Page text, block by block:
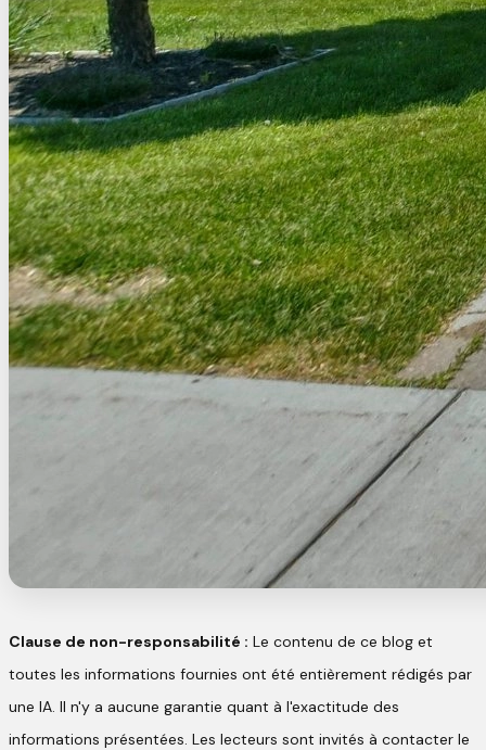
Clause de non-responsabilité : Le contenu de ce blog et
toutes les informations fournies ont été entièrement rédigés par
une IA. Il n'y a aucune garantie quant à l'exactitude des
informations présentées. Les lecteurs sont invités à contacter le